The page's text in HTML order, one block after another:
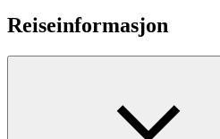
Reiseinformasjon